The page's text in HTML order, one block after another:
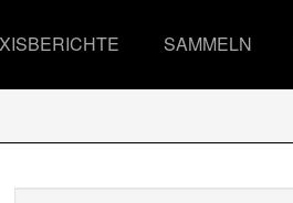
SAMMELN